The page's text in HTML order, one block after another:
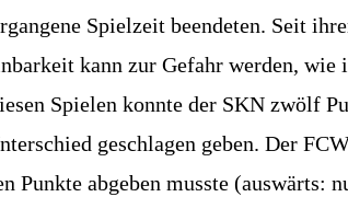
Spielzeit beendeten. Seit
kann zur Gefahr werden,
Spielen konnte der SKN zwölf
geschlagen geben. Der
Punkte abgeben musste (auswärts: